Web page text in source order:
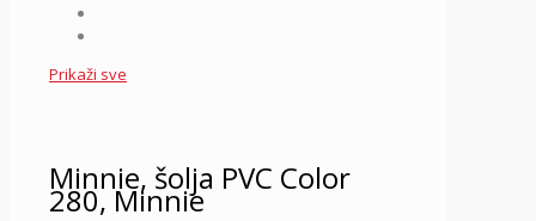
Prikaži sve
Minnie, šolja PVC Color
280, Minnie